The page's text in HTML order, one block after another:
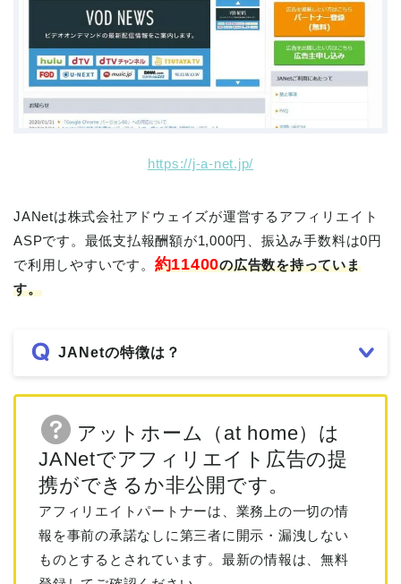
https://j-a-net.jp/
JANetは株式会社アドウェイズが運営するアフィリエイト
ASPです。最低支払報酬額が1,000円、振込み手数料は0円
で利用しやすいです。 約11400の広告数を持っていま
す。
JANetの特徴は？
アットホーム（at home）は
JANetでアフィリエイト広告の提
携ができるか非公開です。
アフィリエイトパートナーは、業務上の一切の情
報を事前の承諾なしに第三者に開示・漏洩しない
ものとするとされています。最新の情報は、無料